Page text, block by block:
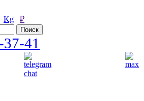
Kg ₽
41